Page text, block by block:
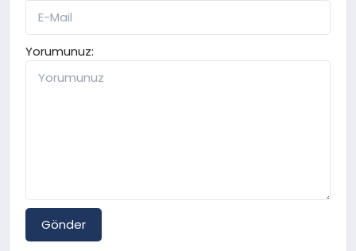
Yorumunuz:
Gönder